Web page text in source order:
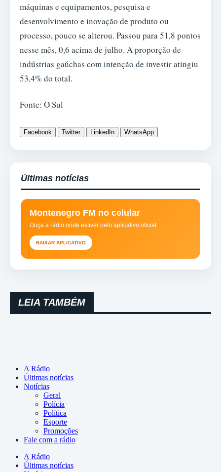
máquinas e equipamentos, pesquisa e
desenvolvimento e inovação de produto ou
processo, pouco se alterou. Passou para 51,8 pontos
nesse mês, 0,6 acima de julho. A proporção de
indústrias gaúchas com intenção de investir atingiu
53,4% do total.
Fonte: O Sul
Facebook Twitter LinkedIn WhatsApp
Últimas notícias
Montenegro FM no celular
Ouça a rádio onde estiver pelo aplicativo oficial.
BAIXAR APLICATIVO
LEIA TAMBÉM
A Rádio
Últimas notícias
Notícias
Geral
Polícia
Política
Esporte
Promoções
Fale com a rádio
A Rádio
Últimas notícias